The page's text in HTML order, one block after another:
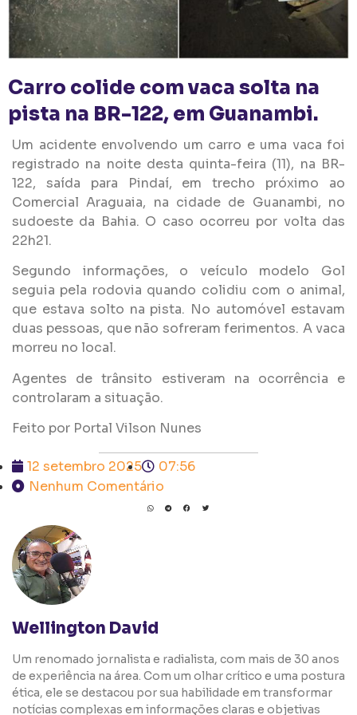
Carro colide com vaca solta na
pista na BR-122, em Guanambi.
Um acidente envolvendo um carro e uma vaca foi
registrado na noite desta quinta-feira (11), na BR-
122, saída para Pindaí, em trecho próximo ao
Comercial Araguaia, na cidade de Guanambi, no
sudoeste da Bahia. O caso ocorreu por volta das
22h21.
Segundo informações, o veículo modelo Gol
seguia pela rodovia quando colidiu com o animal,
que estava solto na pista. No automóvel estavam
duas pessoas, que não sofreram ferimentos. A vaca
morreu no local.
Agentes de trânsito estiveram na ocorrência e
controlaram a situação.
Feito por Portal Vilson Nunes
12 setembro 2025
07:56
Nenhum Comentário
Wellington David
Um renomado jornalista e radialista, com mais de 30 anos
de experiência na área. Com um olhar crítico e uma postura
ética, ele se destacou por sua habilidade em transformar
notícias complexas em informações claras e objetivas